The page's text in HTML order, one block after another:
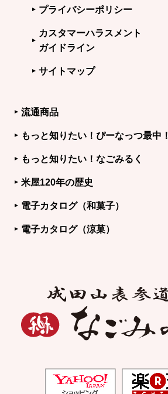
プライバシーポリシー
カスタマーハラスメント
ガイドライン
サイトマップ
流通商品
もっと知りたい！ぴーなっつ最中！
もっと知りたい！なごみるく
米屋120年の歴史
電子カタログ（和菓子）
電子カタログ（涼菓）